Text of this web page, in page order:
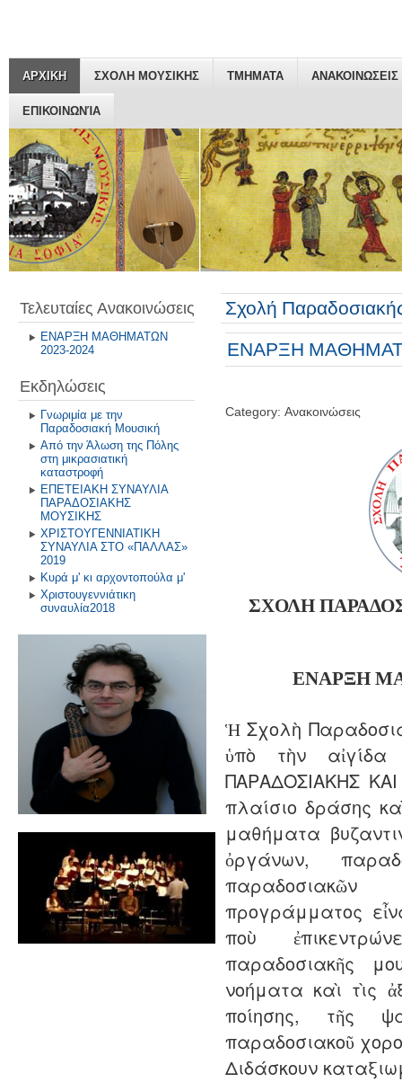
ΑΡΧΙΚΗ ΣΧΟΛΗ ΜΟΥΣΙΚΗΣ ΤΜΗΜΑΤΑ ΑΝΑΚΟΙΝΩΣΕΙΣ
ΕΠΙΚΟΙΝΩΝΊΑ
Τελευταίες Ανακοινώσεις
ΕΝΑΡΞΗ ΜΑΘΗΜΑΤΩΝ
2023-2024
Εκδηλώσεις
Γνωριμία με την
Παραδοσιακή Μουσική
Από την Άλωση της Πόλης
στη μικρασιατική
καταστροφή
ΕΠΕΤΕΙΑΚΗ ΣΥΝΑΥΛΙΑ
ΠΑΡΑΔΟΣΙΑΚΗΣ
ΜΟΥΣΙΚΗΣ
ΧΡΙΣΤΟΥΓΕΝΝΙΑΤΙΚΗ
ΣΥΝΑΥΛΙΑ ΣΤΟ «ΠΑΛΛΑΣ»
2019
Κυρά μ' κι αρχοντοπούλα μ'
Χριστουγεννιάτικη
συναυλία2018
Σχολή
ΕΝΑΡΞΗ
Category: Ανακοινώσεις
ΣΧΟΛΗ
ΕΝΑΡΞΗ
Ἡ Σχολὴ
ὑπὸ τὴν αἰγίδα
ΠΑΡΑΔΟΣΙΑΚΗΣ
πλαίσιο δράσης
μαθήματα
ὀργάνων,
προγράμματος
ποὺ
παραδοσιακῆς
νοήματα καὶ τὶς
ποίησης, τῆς
παραδοσιακοῦ
Διδάσκουν